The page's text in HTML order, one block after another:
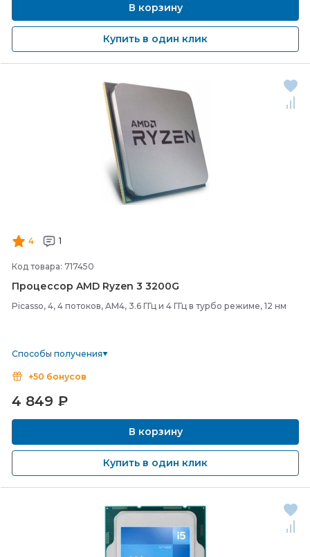
В корзину
Купить в один клик
4 1
Код товара: 717450
Процессор AMD Ryzen 3 3200G
Picasso, 4, 4 потоков, AM4, 3.6 ГГц и 4 ГГц в турбо режиме, 12 нм
Способы получения
+50 бонусов
4 849 ₽
В корзину
Купить в один клик